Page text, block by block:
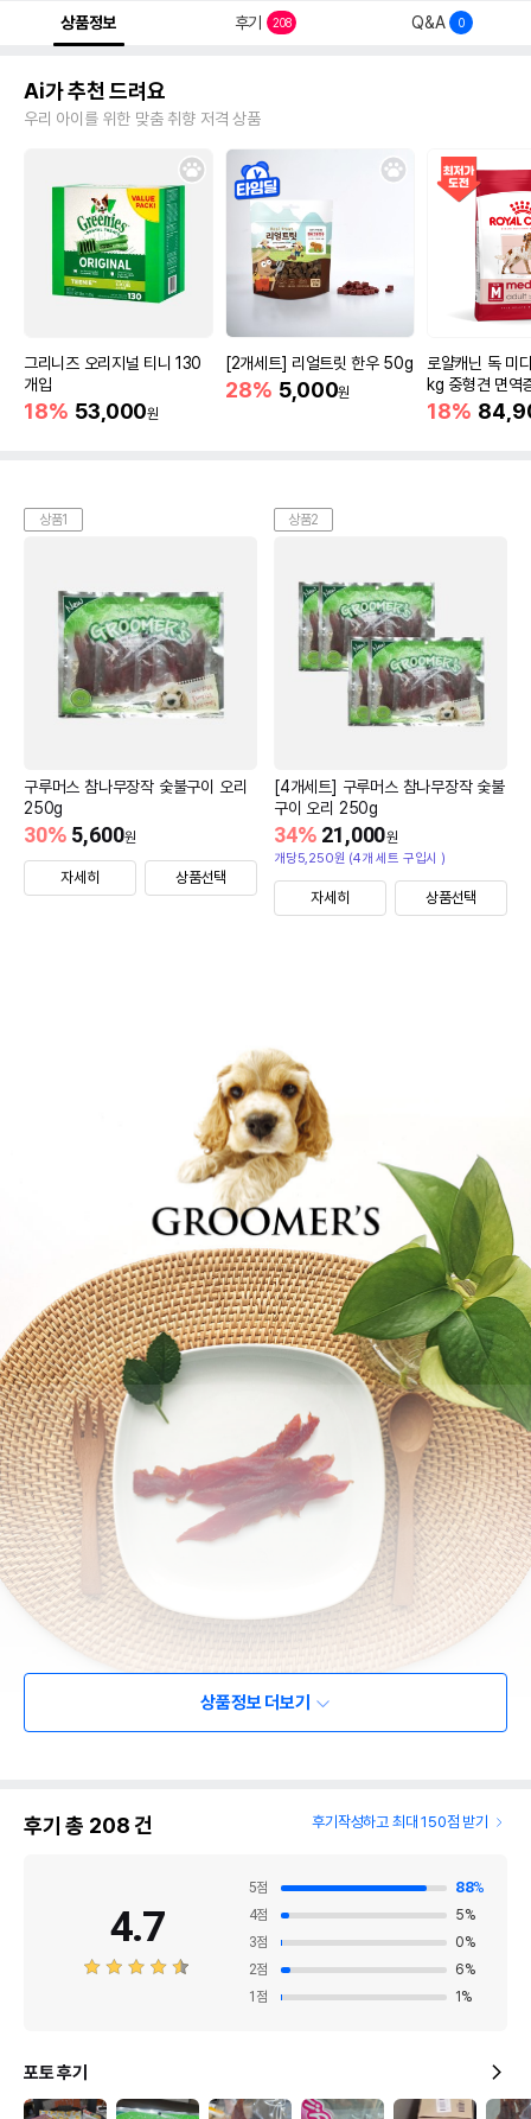
상품정보 후기 208 Q&A 0
Ai가 추천 드려요
우리 아이를 위한 맞춤 취향 저격 상품
그리니즈 오리지널 티니 130
개입
18% 53,000원
[2개세트] 리얼트릿 한우 50g
28% 5,000원
로얄캐닌 독 미
kg 중형견 면역
18%
상품1
구루머스 참나무장작 숯불구이 오리
250g
5,600원
30%
자세히 상품선택
상품2
[4개세트] 구루머스 참나무장작 숯불
구이 오리 250g
21,000원
34%
개당5,250원 (4개 세트 구입시 )
자세히 상품선택
상품정보 더보기
후기 총 208건 후기작성하고 최대 150점 받기
4.7
5점 88%
4점 5%
3점 0%
2점 6%
1 점 1 %
포토 후기